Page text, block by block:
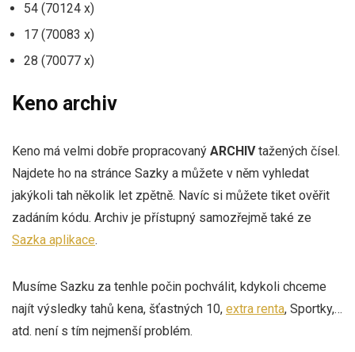
54 (70124 x)
17 (70083 x)
28 (70077 x)
Keno archiv
Keno má velmi dobře propracovaný ARCHIVtažených čísel.
Najdete ho na stránce Sazky a můžete v něm vyhledat
jakýkoli tah několik let zpětně. Navíc si můžete tiket ověřit
zadáním kódu. Archiv je přístupný samozřejmě také ze
Sazka aplikace.
Musíme Sazku za tenhle počin pochválit, kdykoli chceme
najít výsledky tahů kena, šťastných 10, extra renta, Sportky,…
atd. není s tím nejmenší problém.